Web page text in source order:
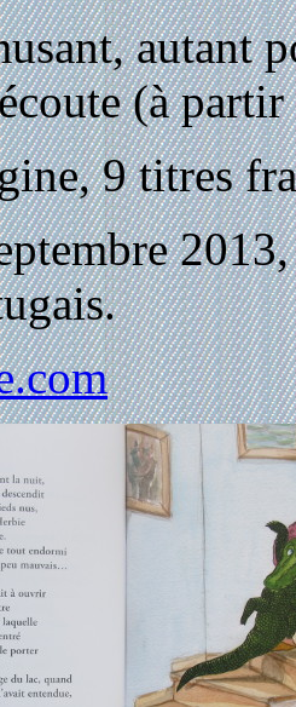
autant
(à partir
9 titres